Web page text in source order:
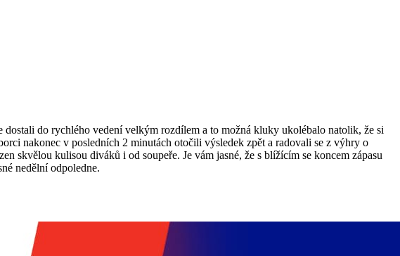
do rychlého vedení velkým rozdílem a to možná kluky ukolébalo natolik, že si
nakonec v posledních 2 minutách otočili výsledek zpět a radovali se z výhry o
skvělou kulisou diváků i od soupeře. Je vám jasné, že s blížícím se koncem zápasu
nedělní odpoledne.